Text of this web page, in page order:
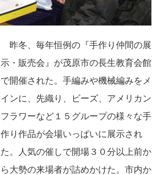
昨冬、毎年恒例の『手作り仲間の展
示・販売会』が茂原市の長生教育会館
で開催された。手編みや機械編みをメ
インに、先織り、ビーズ、アメリカン
フラワーなど１５グループの様々な手
作り作品が会場いっぱいに展示され
た。人気の催しで開場３０分以上前か
ら大勢の来場者が詰めかけた。市内か